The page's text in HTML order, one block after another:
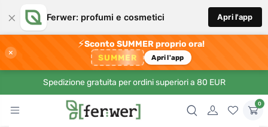
× Ferwer: profumi e cosmetici Apri l'app
×
⚡Sconto SUMMER proprio ora!
SUMMER Apri l'app
Spedizione gratuita per ordini superiori a 80 EUR
0